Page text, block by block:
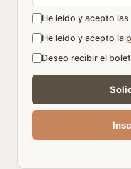
He leído y acepto las
He leído y acepto la
Deseo recibir el